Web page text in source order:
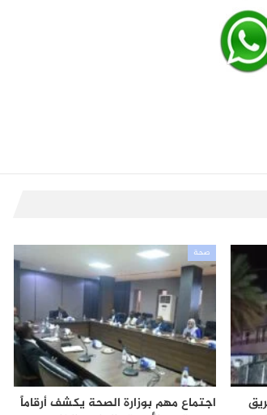
صحة
اجتماع مهم بوزارة الصحة يكشف أرقاماً